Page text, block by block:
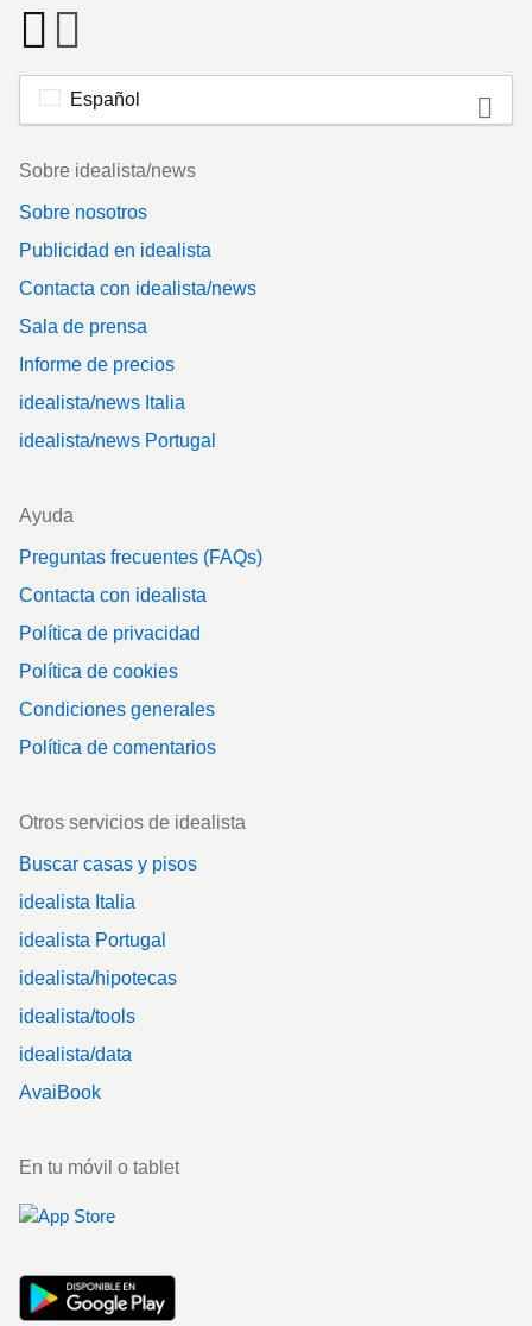
Español
Footer
Sobre idealista/news
Sobre nosotros
Publicidad en idealista
Contacta con idealista/news
Sala de prensa
Informe de precios
idealista/news Italia
idealista/news Portugal
Ayuda
Preguntas frecuentes (FAQs)
Contacta con idealista
Política de privacidad
Política de cookies
Condiciones generales
Política de comentarios
Otros servicios de idealista
Buscar casas y pisos
idealista Italia
idealista Portugal
idealista/hipotecas
idealista/tools
idealista/data
AvaiBook
En tu móvil o tablet